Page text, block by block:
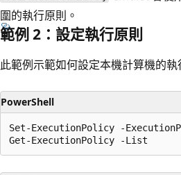
圍的執行原則。
範例 2：設定執行原則
此範例示範如何設定本機計算機的執
PowerShell
Set-ExecutionPolicy -